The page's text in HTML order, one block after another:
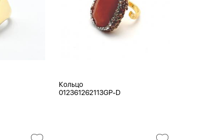
Кольцо
012361262113GP-D